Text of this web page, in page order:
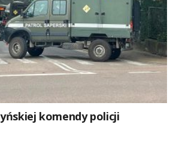
komendy policji